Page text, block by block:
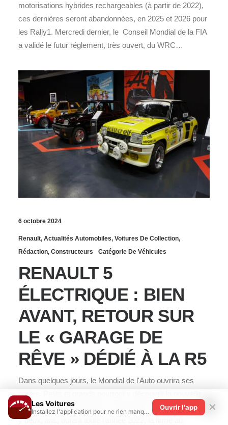
motorisations hybrides rechargeables (à partir de 2022),
ces dernières seront abandonnées, en 2025 et 2026 pour
les Rally1. Mercredi dernier, le Conseil Mondial de la FIA
a validé le futur réglement, très ouvert, du WRC…
6 octobre 2024
Renault, Actualités Automobiles, Voitures De Collection,
Rédaction, Constructeurs Catégorie De Véhicules
RENAULT 5
ÉLECTRIQUE : BIEN
AVANT, RETOUR SUR
LE « GARAGE DE
RÊVE » DÉDIÉ À LA R5
Dans quelques jours, le Mondial de l'Auto ouvrira ses
portes. Petits et grands pourront y découvrir la nouvelle
Renault 5 100% électrique, la Renault 5 E-Tech electric. Il
y deux, ans, durant toute l'année 2022, la firme au
Les Voitures
Installez l'application pour ne rien manquer !
Ouvrir l'app ✕